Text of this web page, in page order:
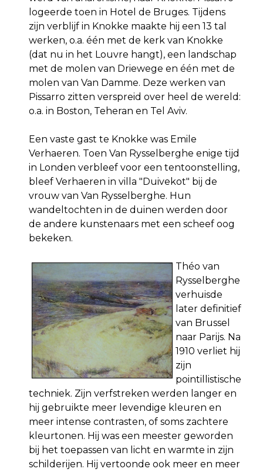
logeerde toen in Hotel de Bruges. Tijdens
zijn verblijf in Knokke maakte hij een 13 tal
werken, o.a. één met de kerk van Knokke
(dat nu in het Louvre hangt), een landschap
met de molen van Driewege en één met de
molen van Van Damme. Deze werken van
Pissarro zitten verspreid over heel de wereld:
o.a. in Boston, Teheran en Tel Aviv.
Een vaste gast te Knokke was Emile
Verhaeren. Toen Van Rysselberghe enige tijd
in Londen verbleef voor een tentoonstelling,
bleef Verhaeren in villa "Duivekot" bij de
vrouw van Van Rysselberghe. Hun
wandeltochten in de duinen werden door
de andere kunstenaars met een scheef oog
bekeken.
Théo van
Rysselberghe
verhuisde
later definitief
van Brussel
naar Parijs. Na
1910 verliet hij
zijn
pointillistische
techniek. Zijn verfstreken werden langer en
hij gebruikte meer levendige kleuren en
meer intense contrasten, of soms zachtere
kleurtonen. Hij was een meester geworden
bij het toepassen van licht en warmte in zijn
schilderijen. Hij vertoonde ook meer en meer